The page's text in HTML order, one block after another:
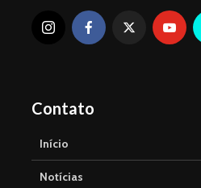
Contato
Início
Notícias